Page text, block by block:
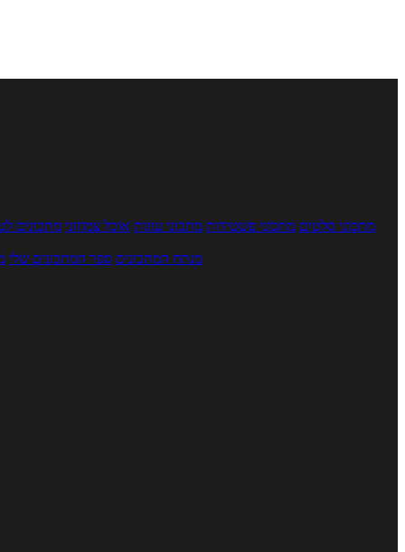
מתכוני סלטים מתכוני פשטידות מתכוני עוגות אוכל צמחוני מתכונים
מנתח המתכונים ספר המתכונים שלי